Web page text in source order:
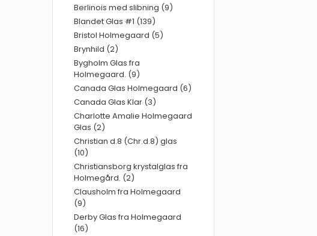
Berlinois med slibning (9)
Blandet Glas #1 (139)
Bristol Holmegaard (5)
Brynhild (2)
Bygholm Glas fra
Holmegaard. (9)
Canada Glas Holmegaard (6)
Canada Glas Klar (3)
Charlotte Amalie Holmegaard
Glas (2)
Christian d.8 (Chr.d.8) glas
(10)
Christiansborg krystalglas fra
Holmegård. (2)
Clausholm fra Holmegaard
(9)
Derby Glas fra Holmegaard
(16)